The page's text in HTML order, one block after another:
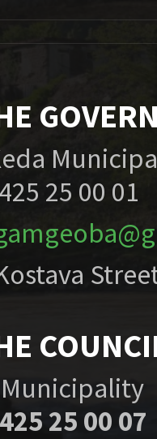
25 00 01
25 00 07